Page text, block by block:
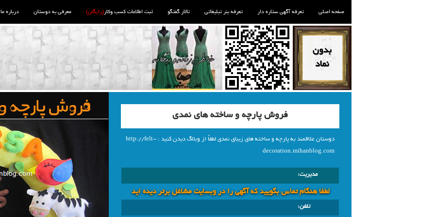
صفحه اصلی تعرفه آگهی ستاره دار تعرفه بنر تبلیغاتی تالار گفتگو ثبت اطلاعات کسب وکار(رایگان) معرفی به دوستان درباره ما
فروش پارچه و ساخته های نمدی
دوستان علاقمند به پارچه و ساخته های زیبای نمدی لطفاً از وبلاگ دیدن کنید : http://felt-
decoration.mihanblog.com
مدیریت:
لطفا هنگام تماس بگویید که آگهی را در وبسايت مشاغل برتر دیده اید
تلفن: